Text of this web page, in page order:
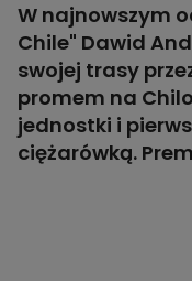
W najnowszym
Chile" Dawid
swojej trasy
promem na
jednostki i
ciężarówką.